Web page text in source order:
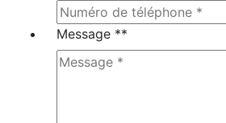
Message **